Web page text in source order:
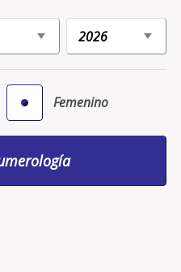
Femenino